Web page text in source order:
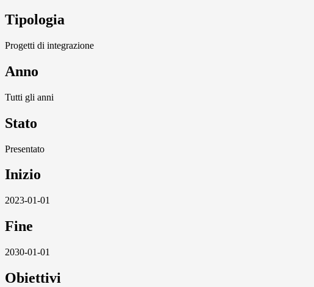
Tipologia
Progetti di integrazione
Anno
Tutti gli anni
Stato
Presentato
Inizio
2023-01-01
Fine
2030-01-01
Obiettivi